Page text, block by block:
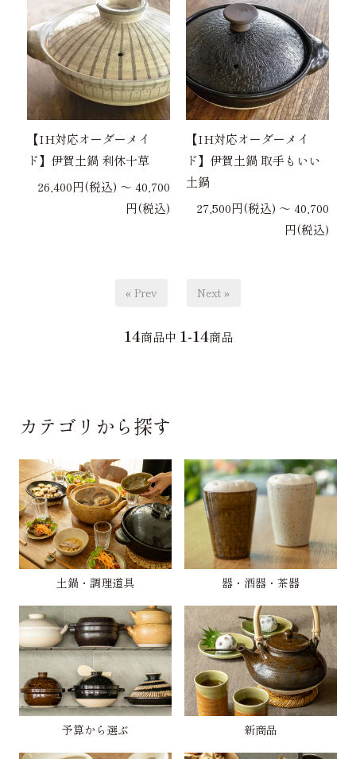
【IH対応オーダーメイ
ド】伊賀土鍋 利休十草
26,400円(税込) 〜 40,700
円(税込)
【IH対応オーダーメイ
ド】伊賀土鍋 取手もいい
土鍋
27,500円(税込) 〜 40,700
円(税込)
« Prev Next »
14商品中 1-14商品
カテゴリから探す
土鍋・調理道具 器・酒器・茶器
予算から選ぶ 新商品